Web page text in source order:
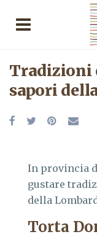
Tradizioni
sapori
In provincia
gustare
della
Torta